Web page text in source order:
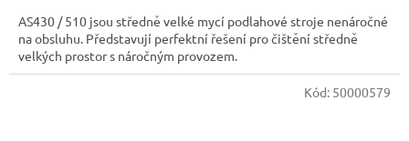
AS430 / 510 jsou středně velké mycí podlahové stroje nenáročné
na obsluhu. Představují perfektní řešení pro čištění středně
velkých prostor s náročným provozem.
Kód: 50000579